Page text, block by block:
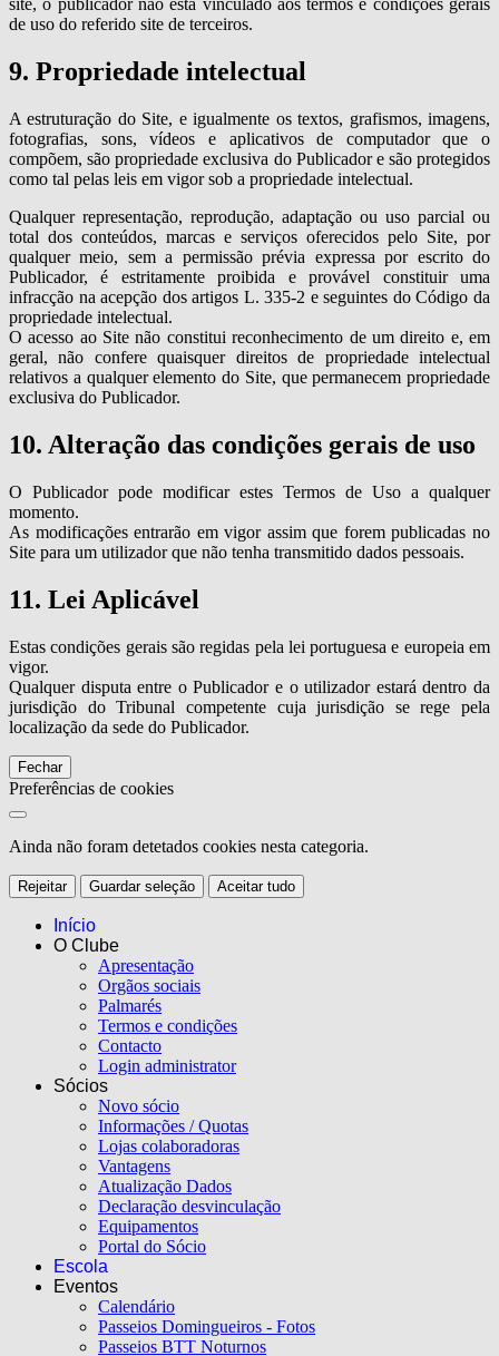
site, o publicador não está vinculado aos termos e condições gerais
de uso do referido site de terceiros.
9. Propriedade intelectual
A estruturação do Site, e igualmente os textos, grafismos, imagens,
fotografias, sons, vídeos e aplicativos de computador que o
compõem, são propriedade exclusiva do Publicador e são protegidos
como tal pelas leis em vigor sob a propriedade intelectual.
Qualquer representação, reprodução, adaptação ou uso parcial ou
total dos conteúdos, marcas e serviços oferecidos pelo Site, por
qualquer meio, sem a permissão prévia expressa por escrito do
Publicador, é estritamente proibida e provável constituir uma
infracção na acepção dos artigos L. 335-2 e seguintes do Código da
propriedade intelectual.
O acesso ao Site não constitui reconhecimento de um direito e, em
geral, não confere quaisquer direitos de propriedade intelectual
relativos a qualquer elemento do Site, que permanecem propriedade
exclusiva do Publicador.
10. Alteração das condições gerais de uso
O Publicador pode modificar estes Termos de Uso a qualquer
momento.
As modificações entrarão em vigor assim que forem publicadas no
Site para um utilizador que não tenha transmitido dados pessoais.
11. Lei Aplicável
Estas condições gerais são regidas pela lei portuguesa e europeia em
vigor.
Qualquer disputa entre o Publicador e o utilizador estará dentro da
jurisdição do Tribunal competente cuja jurisdição se rege pela
localização da sede do Publicador.
Fechar
Preferências de cookies
Ainda não foram detetados cookies nesta categoria.
Rejeitar Guardar seleção Aceitar tudo
Início
O Clube
Apresentação
Orgãos sociais
Palmarés
Termos e condições
Contacto
Login administrator
Sócios
Novo sócio
Informações / Quotas
Lojas colaboradoras
Vantagens
Atualização Dados
Declaração desvinculação
Equipamentos
Portal do Sócio
Escola
Eventos
Calendário
Passeios Domingueiros - Fotos
Passeios BTT Noturnos